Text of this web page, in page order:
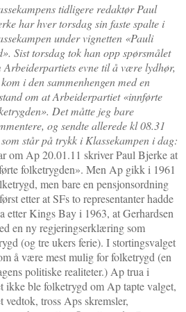
tidligere redaktør Paul
har hver torsdag sin faste spalte i
under vignetten «Pauli
Sist torsdag tok han opp spørsmålet
Arbeiderpartiets evne til å være lydhør,
i den sammenhengen med en
om at Arbeiderpartiet «innførte
Det måtte jeg bare
og sendte allerede kl 08.31
står på trykk i Klassekampen i dag:
om Ap 20.01.11 skriver Paul Bjerke at
folketrygden». Men Ap gikk i 1961
men bare en pensjonsordning
etter at SFs to representanter hadde
etter Kings Bay i 1963, at Gerhardsen
en ny regjeringserklæring som
(og tre ukers ferie). I stortingsvalget
å være mest mulig for folketrygd (en
politiske realiteter.) Ap trua i
ikke ble folketrygd om Ap tapte valget,
tross Aps skremsler,